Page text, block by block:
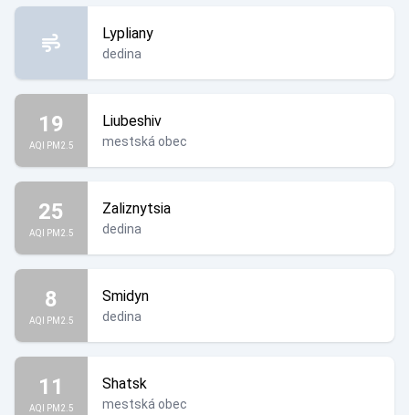
Lypliany
dedina
19
AQI PM2.5
Liubeshiv
mestská obec
25
AQI PM2.5
Zaliznytsia
dedina
8
AQI PM2.5
Smidyn
dedina
11
AQI PM2.5
Shatsk
mestská obec